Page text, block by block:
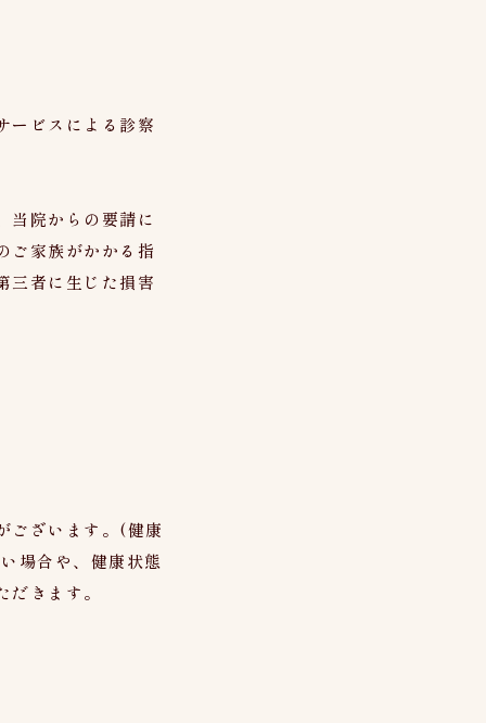
ービスによる診察
当院からの要請に
ご家族がかかる指
三者に生じた損害
ございます。(健康
場合や、健康状態
きます。